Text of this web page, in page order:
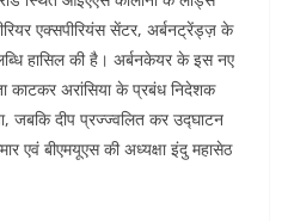
k
e
dI
n
d
di
t
एक्सपीरियंस सेंटर, अर्बनट्रेंड्ज़ के
हासिल की है। अर्बनकेयर के इस नए
काटकर अरांसिया के प्रबंध निदेशक
जबकि दीप प्रज्ज्वलित कर उद्घाटन
एवं बीएमयूएस की अध्यक्षा इंदु महासेठ